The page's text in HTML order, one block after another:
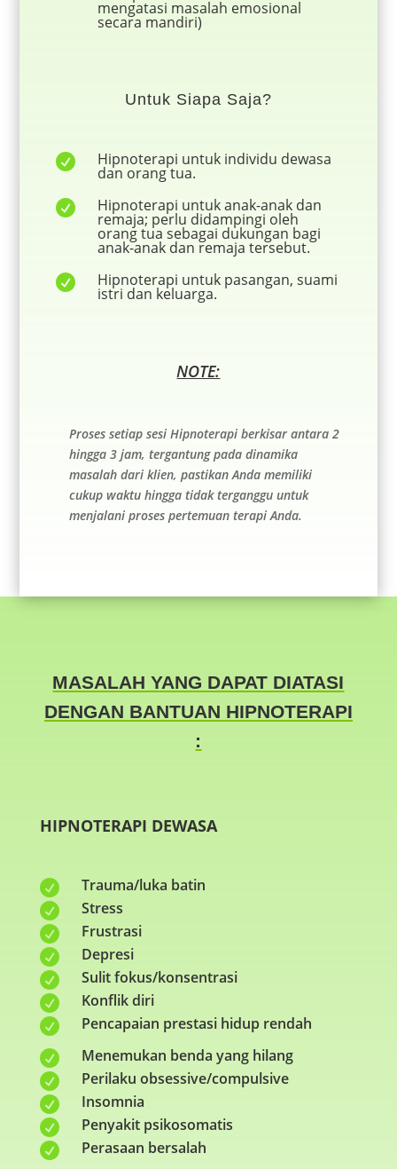
mengatasi masalah emosional
secara mandiri)
Untuk Siapa Saja?
 Hipnoterapi untuk individu dewasa
dan orang tua.

Hipnoterapi untuk anak-anak dan
remaja; perlu didampingi oleh
orang tua sebagai dukungan bagi
anak-anak dan remaja tersebut.

Hipnoterapi untuk pasangan, suami
istri dan keluarga.
NOTE:
Proses setiap sesi Hipnoterapi berkisar antara 2
hingga 3 jam, tergantung pada dinamika
masalah dari klien, pastikan Anda memiliki
cukup waktu hingga tidak terganggu untuk
menjalani proses pertemuan terapi Anda.
MASALAH YANG DAPAT DIATASI
DENGAN BANTUAN HIPNOTERAPI
:
HIPNOTERAPI DEWASA

Trauma/luka batin

Stress

Frustrasi

Depresi

Sulit fokus/konsentrasi

Konflik diri

Pencapaian prestasi hidup rendah

Menemukan benda yang hilang

Perilaku obsessive/compulsive

Insomnia

Penyakit psikosomatis

Perasaan bersalah